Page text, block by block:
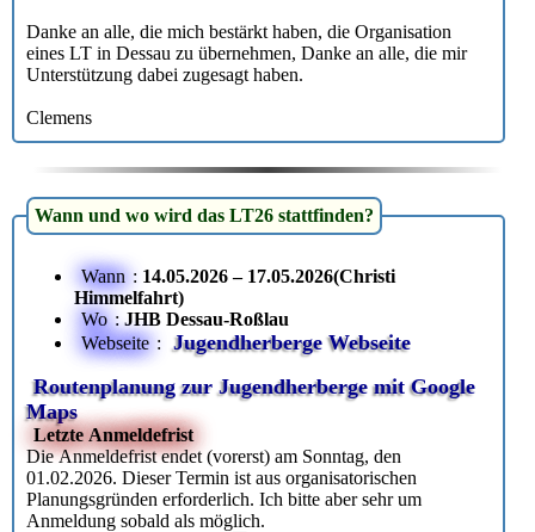
Danke an alle, die mich bestärkt haben, die Organisation
eines LT in Dessau zu übernehmen, Danke an alle, die mir
Unterstützung dabei zugesagt haben.
Clemens
Wann und wo wird das LT26 stattfinden?
Wann : 14.05.2026 – 17.05.2026(Christi
Himmelfahrt)
Wo : JHB Dessau-Roßlau
Webseite :
Jugendherberge Webseite
Routenplanung zur Jugendherberge mit Google
Maps
Letzte Anmeldefrist
Die Anmeldefrist endet (vorerst) am Sonntag, den
01.02.2026. Dieser Termin ist aus organisatorischen
Planungsgründen erforderlich. Ich bitte aber sehr um
Anmeldung sobald als möglich.